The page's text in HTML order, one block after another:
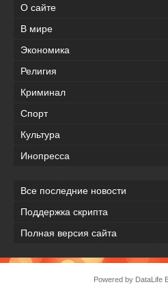
О сайте
В мире
Экономика
Религия
Криминал
Спорт
Культура
Инопресса
Все последние новости
Поддержка скрипта
Полная версия сайта
Powered by DataLife